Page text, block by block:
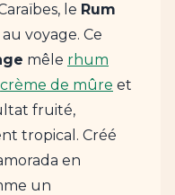
le Rum
voyage. Ce
mêle rhum
crème de mûre et
fruité,
tropical. Créé
en
un